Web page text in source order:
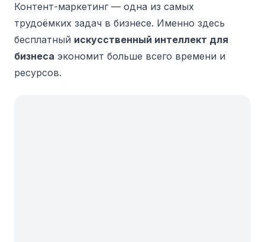
Контент-маркетинг — одна из самых
трудоёмких задач в бизнесе. Именно здесь
бесплатный искусственный интеллект для
бизнеса экономит больше всего времени и
ресурсов.